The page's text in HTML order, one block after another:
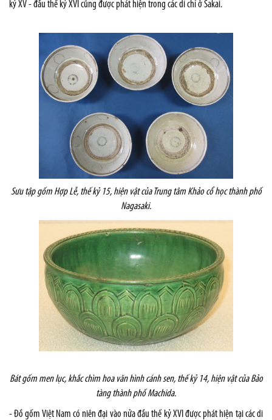
kỷ XV - đầu thế kỷ XVI cũng được phát hiện trong các di chỉ ở Sakai.
Sưu tập gốm Hợp Lễ, thế kỷ 15, hiện vật của Trung tâm Khảo cổ học thành phố
Nagasaki.
Bát gốm men lục, khắc chìm hoa văn hình cánh sen, thế kỷ 14, hiện vật của Bảo
tàng thành phố Machida.
- Đồ gốm Việt Nam có niên đại vào nửa đầu thế kỷ XVI được phát hiện tại các di